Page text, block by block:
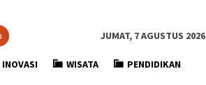
JUMAT, 7 AGUSTUS 2026
INOVASI WISATA PENDIDIKAN